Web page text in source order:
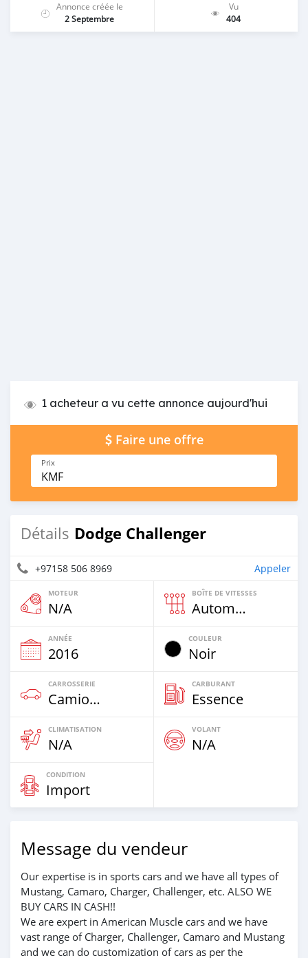
Annonce créée le
2 Septembre
Vu
404
1 acheteur a vu cette annonce aujourd'hui
Faire une offre
Prix
KMF
Détails Dodge Challenger
+97158 506 8969 Appeler
MOTEUR
N/A
BOÎTE DE VITESSES
Automatique
ANNÉE
2016
COULEUR
Noir
CARROSSERIE
Camion‒Bus
CARBURANT
Essence
CLIMATISATION
N/A
VOLANT
N/A
CONDITION
Import
Message du vendeur
Our expertise is in sports cars and we have all types of
Mustang, Camaro, Charger, Challenger, etc. ALSO WE
BUY CARS IN CASH!!
We are expert in American Muscle cars and we have
vast range of Charger, Challenger, Camaro and Mustang
and we can do customization of cars as per the